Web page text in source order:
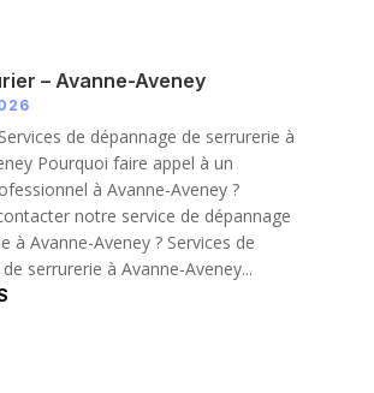
– Avanne-Aveney
de dépannage de serrurerie à
Pourquoi faire appel à un
à Avanne-Aveney ?
notre service de dépannage
à Avanne-Aveney ? Services de
serrurerie à Avanne-Aveney...